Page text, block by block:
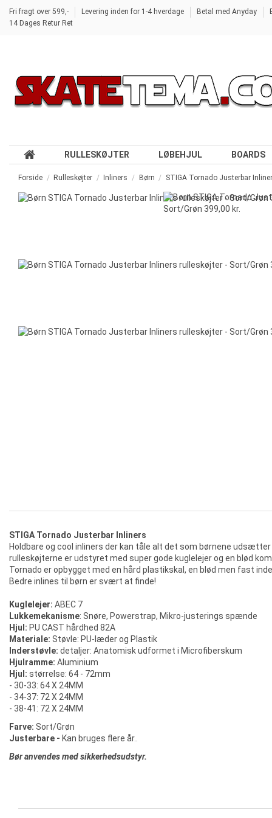
Fri fragt over 599,- Levering inden for 1-4 hverdage Betal med Anyday
14 Dages Retur Ret
RULLESKØJTER LØBEHJUL BOARDS
Forside Rulleskøjter Inliners Børn STIGA Tornado Justerbar
STIGA Tornado Justerbar Inliners
Holdbare og cool inliners der kan tåle alt det som børnene
rulleskøjterne er udstyret med super gode kuglelejer og en blød
Tornado er opbygget med en hård plastikskal, en blød men fast
Bedre inlines til børn er svært at finde!
Kuglelejer: ABEC 7
Lukkemekanisme: Snøre, Powerstrap, Mikro-justerings spænde
Hjul: PU CAST hårdhed 82A
Materiale: Støvle: PU-læder og Plastik
Inderstøvle: detaljer: Anatomisk udformet i Microfiberskum
Hjulramme: Aluminium
Hjul: størrelse: 64 - 72mm
- 30-33: 64 X 24MM
- 34-37: 72 X 24MM
- 38-41: 72 X 24MM
Farve: Sort/Grøn
Justerbare - Kan bruges flere år..
Bør anvendes med sikkerhedsudstyr.